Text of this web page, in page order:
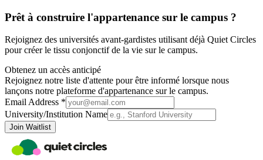
Prêt à construire l'appartenance sur le campus ?
Rejoignez des universités avant-gardistes utilisant déjà Quiet Circles
pour créer le tissu conjonctif de la vie sur le campus.
Obtenez un accès anticipé
Rejoignez notre liste d'attente pour être informé lorsque nous
lançons notre plateforme d'appartenance sur le campus.
Email Address *
University/Institution Name
Join Waitlist